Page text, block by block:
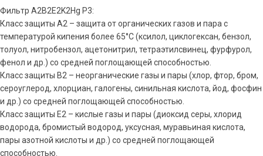
Фильтр A2B2E2K2Hg P3:
Класс защиты А2 – защита от органических газов и пара с
температурой кипения более 65°С (ксилол, циклогексан, бензол,
толуол, нитробензол, ацетонитрил, тетраэтилсвинец, фурфурол,
фенол и др.) со средней поглощающей способностью.
Класс защиты В2 – неорганические газы и пары (хлор, фтор, бром,
сероуглерод, хлорциан, галогены, синильная кислота, йод, фосфин
и др.) со средней поглощающей способностью.
Класс защиты Е2 – кислые газы и пары (диоксид серы, хлорид
водорода, бромистый водород, уксусная, муравьиная кислота,
пары азотной кислоты и др.) со средней поглощающей
способностью.